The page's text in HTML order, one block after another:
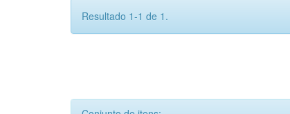
Resultado 1-1 de 1.